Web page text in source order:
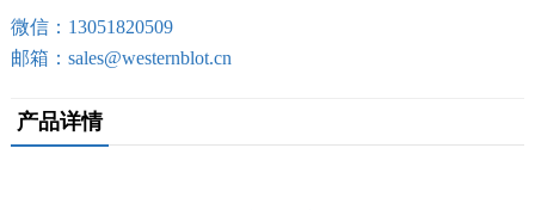
微信：13051820509
邮箱：sales@westernblot.cn
产品详情